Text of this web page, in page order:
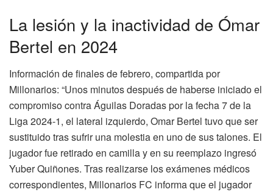
La lesión y la inactividad de Ómar
Bertel en 2024
Información de finales de febrero, compartida por
Millonarios: “Unos minutos después de haberse iniciado el
compromiso contra Águilas Doradas por la fecha 7 de la
Liga 2024-1, el lateral izquierdo, Omar Bertel tuvo que ser
sustituido tras sufrir una molestia en uno de sus talones. El
jugador fue retirado en camilla y en su reemplazo ingresó
Yuber Quiñones. Tras realizarse los exámenes médicos
correspondientes, Millonarios FC informa que el jugador